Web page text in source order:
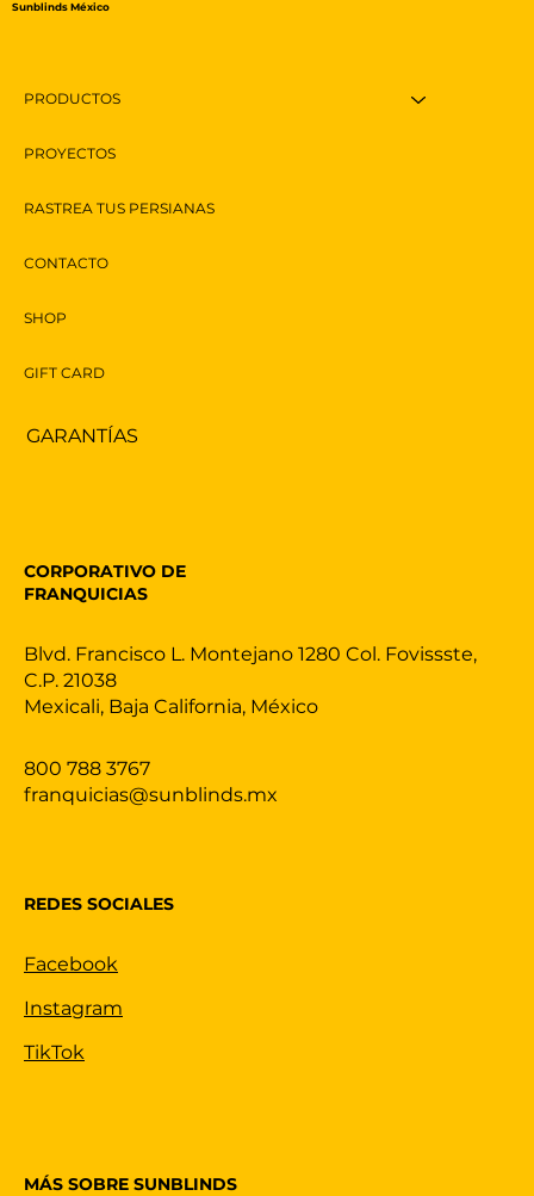
PRODUCTOS
PROYECTOS
RASTREA TUS PERSIANAS
CONTACTO
SHOP
GIFT CARD
Sunblinds México
GARANTÍAS
800 788 3767
franquicias@sunblinds.mx
Blvd. Francisco L. Montejano 1280 Col. Fovissste,
C.P. 21038
Mexicali, Baja California, México
CORPORATIVO DE
FRANQUICIAS
REDES SOCIALES
Facebook
Instagram
TikTok
MÁS SOBRE SUNBLINDS